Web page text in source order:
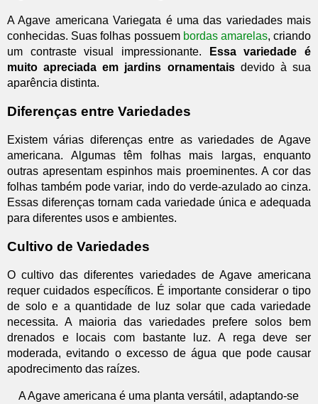
A Agave americana Variegata é uma das variedades mais
conhecidas. Suas folhas possuem bordas amarelas, criando
um contraste visual impressionante.
Essa variedade é
muito apreciada em jardins ornamentaisdevido à sua
aparência distinta.
Diferenças entre Variedades
Existem várias diferenças entre as variedades de Agave
americana. Algumas têm folhas mais largas, enquanto
outras apresentam espinhos mais proeminentes. A cor das
folhas também pode variar, indo do verde-azulado ao cinza.
Essas diferenças tornam cada variedade única e adequada
para diferentes usos e ambientes.
Cultivo de Variedades
O cultivo das diferentes variedades de Agave americana
requer cuidados específicos. É importante considerar o tipo
de solo e a quantidade de luz solar que cada variedade
necessita. A maioria das variedades prefere solos bem
drenados e locais com bastante luz. A rega deve ser
moderada, evitando o excesso de água que pode causar
apodrecimento das raízes.
A Agave americana é uma planta versátil, adaptando-se